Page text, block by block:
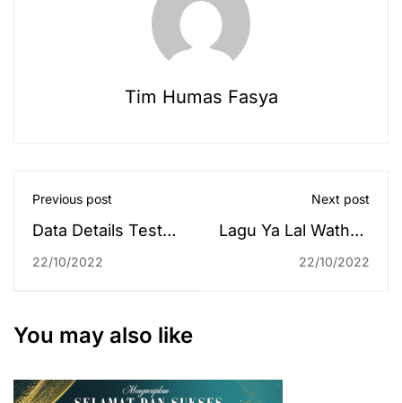
Tim Humas Fasya
Previous post
Data Details Test
Score Drops
22/10/2022
Next post
Lagu Ya Lal Wathon
Menggema di UIN
22/10/2022
You may also like